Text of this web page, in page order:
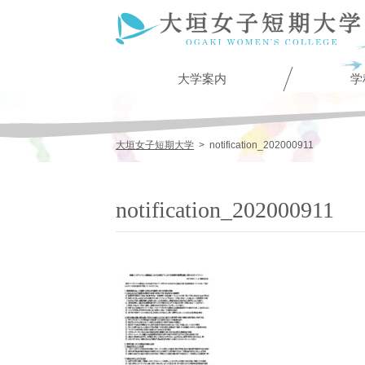
大学案内 学
大垣女子短期大学 > notification_202000911
notification_202000911